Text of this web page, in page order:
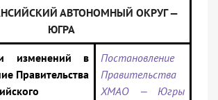
АВТОНОМНЫЙ ОКРУГ —
ЮГРА
изменений в
Правительства
Постановление
Правительства
ХМАО — Югры